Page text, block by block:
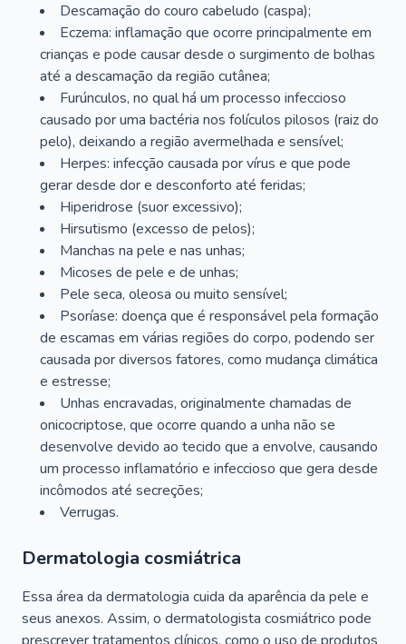
Descamação do couro cabeludo (caspa);
Eczema: inflamação que ocorre principalmente em
crianças e pode causar desde o surgimento de bolhas
até a descamação da região cutânea;
Furúnculos, no qual há um processo infeccioso
causado por uma bactéria nos folículos pilosos (raiz do
pelo), deixando a região avermelhada e sensível;
Herpes: infecção causada por vírus e que pode
gerar desde dor e desconforto até feridas;
Hiperidrose (suor excessivo);
Hirsutismo (excesso de pelos);
Manchas na pele e nas unhas;
Micoses de pele e de unhas;
Pele seca, oleosa ou muito sensível;
Psoríase: doença que é responsável pela formação
de escamas em várias regiões do corpo, podendo ser
causada por diversos fatores, como mudança climática
e estresse;
Unhas encravadas, originalmente chamadas de
onicocriptose, que ocorre quando a unha não se
desenvolve devido ao tecido que a envolve, causando
um processo inflamatório e infeccioso que gera desde
incômodos até secreções;
Verrugas.
Dermatologia cosmiátrica
Essa área da dermatologia cuida da aparência da pele e
seus anexos. Assim, o dermatologista cosmiátrico pode